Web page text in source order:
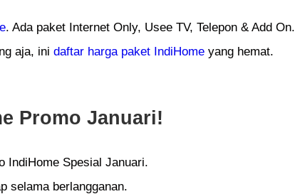
. Ada paket Internet Only, Usee TV, Telepon & Add On.
aja, ini daftar harga paket IndiHome yang hemat.
Promo Januari!
IndiHome Spesial Januari.
selama berlangganan.